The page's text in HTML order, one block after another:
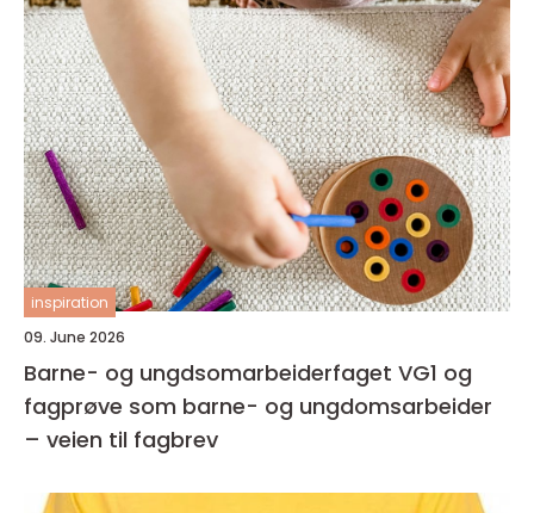
inspiration
09. June 2026
Barne- og ungdsomarbeiderfaget VG1 og
fagprøve som barne- og ungdomsarbeider
– veien til fagbrev